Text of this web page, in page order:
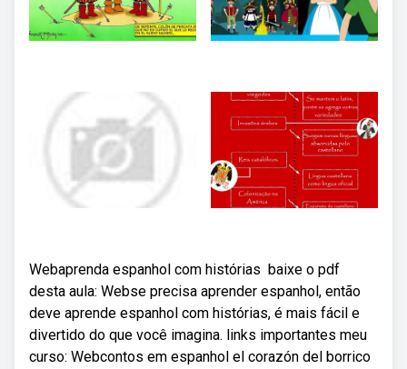
Webaprenda espanhol com histórias ️ baixe o pdf
desta aula: Webse precisa aprender espanhol, então
deve aprende espanhol com histórias, é mais fácil e
divertido do que você imagina. links importantes meu
curso: Webcontos em espanhol el corazón del borrico